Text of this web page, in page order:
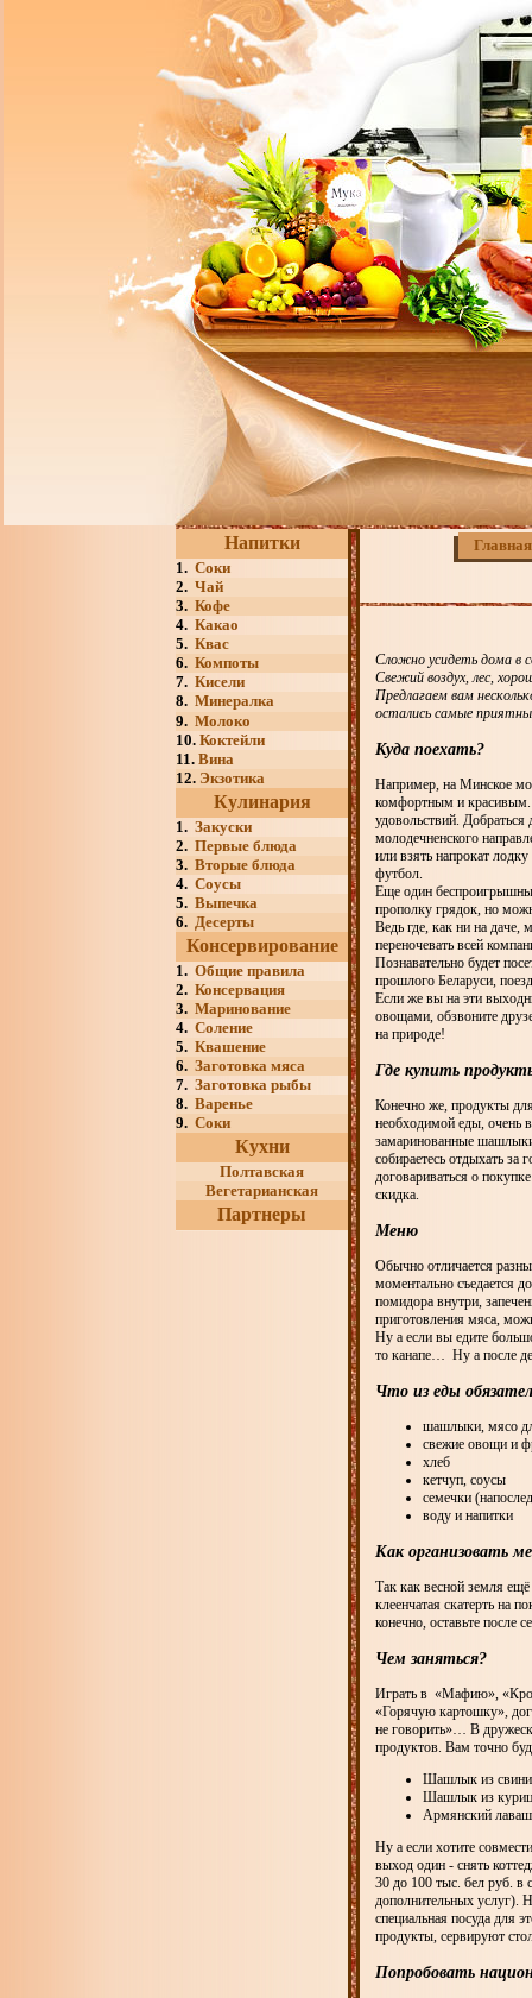
Напитки
1. Соки
2. Чай
3. Кофе
4. Какао
5. Квас
6. Компоты
7. Кисели
8. Минералка
9. Молоко
10. Коктейли
11. Вина
12. Экзотика
Кулинария
1. Закуски
2. Первые блюда
3. Вторые блюда
4. Соусы
5. Выпечка
6. Десерты
Консервирование
1. Общие правила
2. Консервация
3. Маринование
4. Соление
5. Квашение
6. Заготовка мяса
7. Заготовка рыбы
8. Варенье
9. Соки
Кухни
Полтавская
Вегетарианская
Партнеры
Главная
Сложно усидеть дома в
Свежий воздух, лес,
Предлагаем вам
остались самые
Куда поехать?
Например, на Минское
комфортным и красивым.
удовольствий.
молодечненского
или взять напрокат
футбол.
Еще один
прополку грядок, но
Ведь где, как ни на даче,
переночевать всей
Познавательно будет
прошлого Беларуси,
Если же вы на эти
овощами, обзвоните
на природе!
Где купить
Конечно же, продукты
необходимой еды, очень
замаринованные
собираетесь отдыхать
договариваться о
скидка.
Меню
Обычно отличается
моментально съедается
помидора внутри,
приготовления мяса,
Ну а если вы едите
то канапе… Ну а после
Что из еды
шашлыки, мясо
свежие овощи и
хлеб
кетчуп, соусы
семечки
воду и напитки
Как организовать
Так как весной земля
клеенчатая скатерть на
конечно, оставьте после
Чем заняться?
Играть в «Мафию»,
«Горячую картошку»,
не говорить»… В
продуктов. Вам точно
Шашлык из
Шашлык из
Армянский лаваш
Ну а если хотите
выход один - снять
30 до 100 тыс. бел руб. в
дополнительных услуг).
специальная посуда для
продукты, сервируют
Попробовать